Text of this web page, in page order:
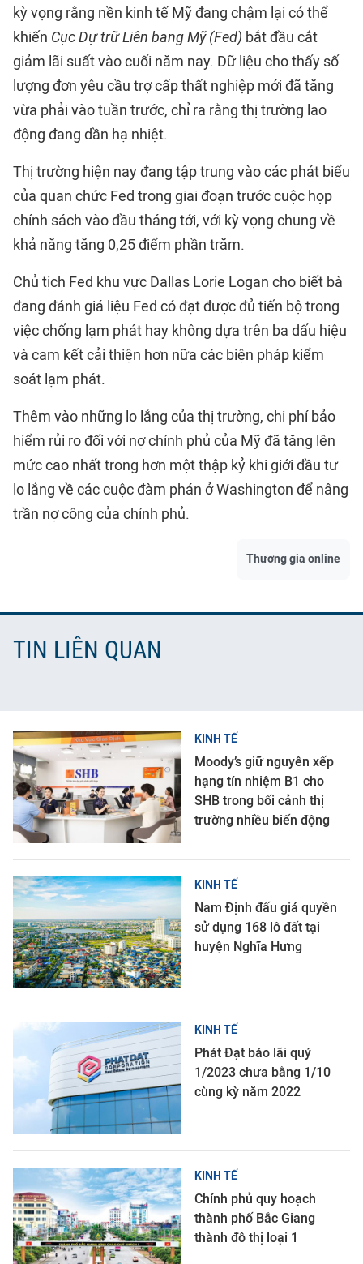
kỳ vọng rằng nền kinh tế Mỹ đang chậm lại có thể
khiến Cục Dự trữ Liên bang Mỹ (Fed) bắt đầu cắt
giảm lãi suất vào cuối năm nay. Dữ liệu cho thấy số
lượng đơn yêu cầu trợ cấp thất nghiệp mới đã tăng
vừa phải vào tuần trước, chỉ ra rằng thị trường lao
động đang dần hạ nhiệt.
Thị trường hiện nay đang tập trung vào các phát biểu
của quan chức Fed trong giai đoạn trước cuộc họp
chính sách vào đầu tháng tới, với kỳ vọng chung về
khả năng tăng 0,25 điểm phần trăm.
Chủ tịch Fed khu vực Dallas Lorie Logan cho biết bà
đang đánh giá liệu Fed có đạt được đủ tiến bộ trong
việc chống lạm phát hay không dựa trên ba dấu hiệu
và cam kết cải thiện hơn nữa các biện pháp kiểm
soát lạm phát.
Thêm vào những lo lắng của thị trường, chi phí bảo
hiểm rủi ro đối với nợ chính phủ của Mỹ đã tăng lên
mức cao nhất trong hơn một thập kỷ khi giới đầu tư
lo lắng về các cuộc đàm phán ở Washington để nâng
trần nợ công của chính phủ.
Thương gia online
TIN LIÊN QUAN
KINH TẾ
Moody’s giữ nguyên xếp
hạng tín nhiệm B1 cho
SHB trong bối cảnh thị
trường nhiều biến động
KINH TẾ
Nam Định đấu giá quyền
sử dụng 168 lô đất tại
huyện Nghĩa Hưng
KINH TẾ
Phát Đạt báo lãi quý
1/2023 chưa bằng 1/10
cùng kỳ năm 2022
KINH TẾ
Chính phủ quy hoạch
thành phố Bắc Giang
thành đô thị loại 1